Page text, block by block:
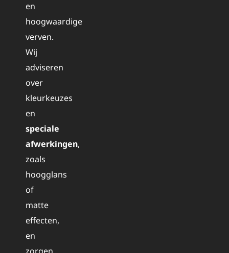
en
hoogwaardige
verven.
Wij
adviseren
over
kleurkeuzes
en
speciale
afwerkingen,
zoals
hoogglans
of
matte
effecten,
en